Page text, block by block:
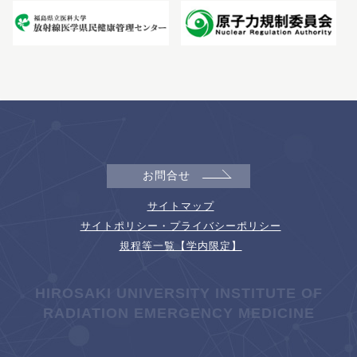
お問合せ
サイトマップ
サイトポリシー・プライバシーポリシー
規程等一覧【学内限定】
HIROSAKI UNIVERSITY INSTITUTE OF
RADIATION EMERGENCY MEDICINE